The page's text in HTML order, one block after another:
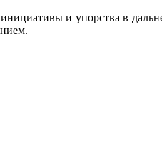
и упорства в